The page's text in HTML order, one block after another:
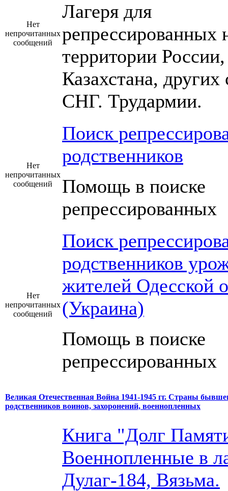
Нет
непрочитанных
сообщений
Лагеря для
репрессированных
территории России,
Казахстана, других
СНГ. Трудармии.
Нет
непрочитанных
сообщений
Поиск
родственников
Помощь в поиске
репрессированных
Нет
непрочитанных
сообщений
Поиск
родственников
жителей Одесской
(Украина)
Помощь в поиске
репрессированных
Великая Отечественная Война 1941-1945 гг. Страны
родственников воинов, захоронений, военнопленных
Книга "Долг
Военнопленные в
Дулаг-184, Вязьма.